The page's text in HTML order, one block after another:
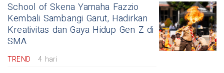
School of Skena Yamaha Fazzio
Kembali Sambangi Garut, Hadirkan
Kreativitas dan Gaya Hidup Gen Z di
SMA
TREND 4 hari